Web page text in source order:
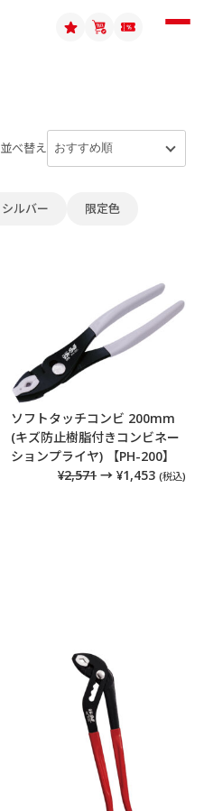
並べ替え
シルバー 限定色
ソフトタッチコンビ 200mm
(キズ防止樹脂付きコンビネー
ションプライヤ) 【PH-200】
¥2,571 → ¥1,453 (税込)